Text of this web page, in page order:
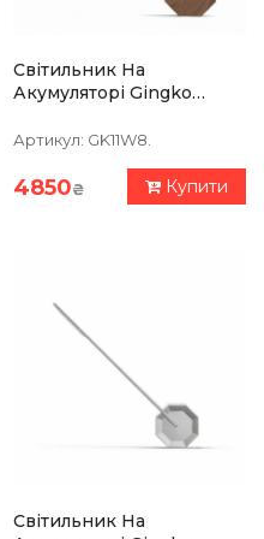
Світильник На
Акумуляторі Gingko
Артикул: GK11W8.
4850₴ Купити
Світильник На